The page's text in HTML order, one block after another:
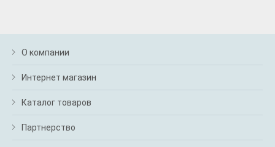
О компании
Интернет магазин
Каталог товаров
Партнерство